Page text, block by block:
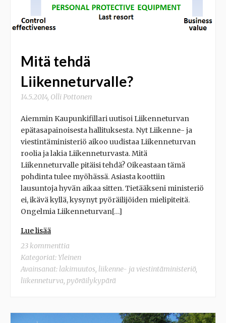
Mitä tehdä
Liikenneturvalle?
14.5.2014, Olli Pottonen
Aiemmin Kaupunkifillari uutisoi Liikenneturvan
epätasapainoisesta hallituksesta. Nyt Liikenne- ja
viestintäministeriö aikoo uudistaa Liikenneturvan
roolia ja lakia Liikenneturvasta. Mitä
Liikenneturvalle pitäisi tehdä? Oikeastaan tämä
pohdinta tulee myöhässä. Asiasta koottiin
lausuntoja hyvän aikaa sitten. Tietääkseni ministeriö
ei, ikävä kyllä, kysynyt pyöräilijöiden mielipiteitä.
Ongelmia Liikenneturvan[…]
Lue lisää
23 kommenttia
Kategoriat: Yleinen
Avainsanat: lakimuutos, liikenne- ja viestintäministeriö,
liikenneturva, pyöräilykypärä